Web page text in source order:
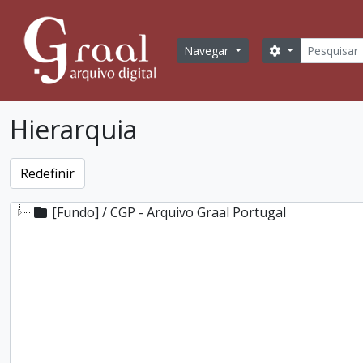
Navegar Pesquisar
Opções de
Hierarquia
[Fundo] / CGP - Arquivo Graal Portugal